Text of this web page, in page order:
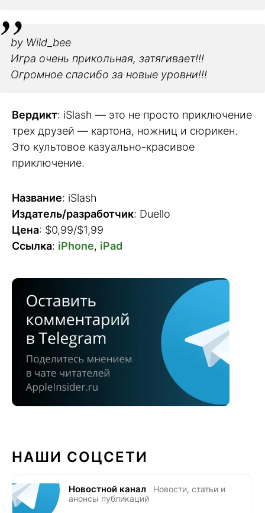
by Wild_bee
Игра очень прикольная, затягивает!!!
Огромное спасибо за новые уровни!!!
Вердикт: iSlash — это не просто приключение
трех друзей — картона, ножниц и сюрикен.
Это культовое казуально-красивое
приключение.
Название: iSlash
Издатель/разработчик: Duello
Цена: $0,99/$1,99
Ссылка: iPhone, iPad
НАШИ СОЦСЕТИ
Новостной канал
Новости, статьи и
анонсы публикаций